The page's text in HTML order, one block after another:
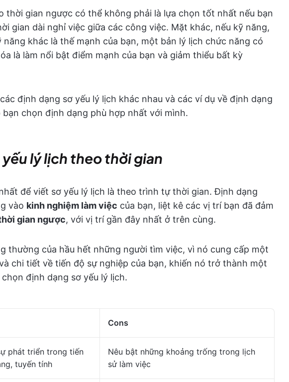
thời gian ngược có thể không phải là lựa chọn tốt nhất nếu bạn
gian dài nghỉ việc giữa các công việc. Mặt khác, nếu kỹ năng,
khác là thế mạnh của bạn, một bản lý lịch chức năng có
là làm nổi bật điểm mạnh của bạn và giảm thiểu bất kỳ
định dạng sơ yếu lý lịch khác nhau và các ví dụ về định dạng
bạn chọn định dạng phù hợp nhất với mình.
lý lịch theo thời gian
để viết sơ yếu lý lịch là theo trình tự thời gian. Định dạng
vào kinh nghiệm làm việc của bạn, liệt kê các vị trí bạn đã đảm
gian ngược, với vị trí gần đây nhất ở trên cùng.
thường của hầu hết những người tìm việc, vì nó cung cấp một
chi tiết về tiến độ sự nghiệp của bạn, khiến nó trở thành một
định dạng sơ yếu lý lịch.
Cons
phát triển trong tiến
tuyến tính
Nêu bật những khoảng trống trong lịch
sử làm việc